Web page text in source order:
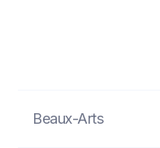
Beaux-Arts